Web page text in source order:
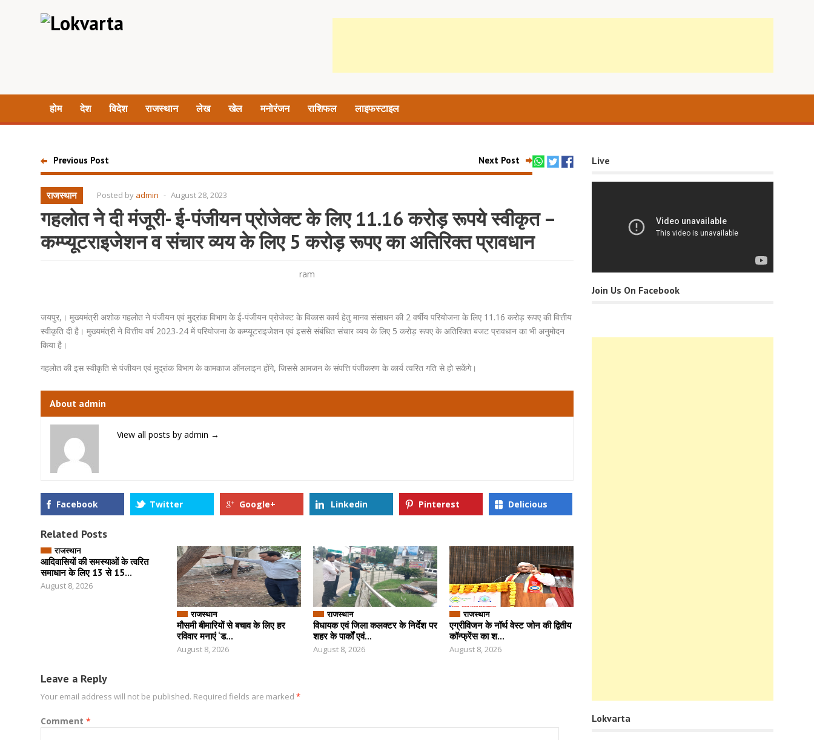
होम देश विदेश राजस्थान लेख खेल मनोरंजन राशिफल लाइफस्टाइल
Previous Post Next Post
राजस्थान Posted by admin - August 28, 2023
गहलोत ने दी मंजूरी- ई-पंजीयन प्रोजेक्ट के लिए 11.16 करोड़ रूपये स्वीकृत –
कम्प्यूटराइजेशन व संचार व्यय के लिए 5 करोड़ रूपए का अतिरिक्त प्रावधान
ram
जयपुर,। मुख्यमंत्री अशोक गहलोत ने पंजीयन एवं मुद्रांक विभाग के ई-पंजीयन प्रोजेक्ट के विकास कार्य हेतु मानव संसाधन की 2 वर्षीय परियोजना के लिए 11.16 करोड़ रूपए की वित्तीय
स्वीकृति दी है। मुख्यमंत्री ने वित्तीय वर्ष 2023-24 में परियोजना के कम्प्यूटराइजेशन एवं इससे संबंधित संचार व्यय के लिए 5 करोड़ रूपए के अतिरिक्त बजट प्रावधान का भी अनुमोदन
किया है।
गहलोत की इस स्वीकृति से पंजीयन एवं मुद्रांक विभाग के कामकाज ऑनलाइन होंगे, जिससे आमजन के संपत्ति पंजीकरण के कार्य त्वरित गति से हो सकेंगे।
About admin
View all posts by admin →
Facebook Twitter Google+ Linkedin Pinterest Delicious
Related Posts
राजस्थान
आदिवासियों की समस्याओं के त्वरित
समाधान के लिए 13 से 15...
August 8, 2026
राजस्थान
मौसमी बीमारियों से बचाव के लिए हर
रविवार मनाएं ‘ड...
August 8, 2026
राजस्थान
विधायक एवं जिला कलक्टर के निर्देश पर
शहर के पार्कों एवं...
August 8, 2026
राजस्थान
एग्रीविजन के नॉर्थ वेस्ट जोन की द्वितीय
कॉन्फ्रेंस का श...
August 8, 2026
Leave a Reply
Your email address will not be published. Required fields are marked *
Comment *
Live
Join Us On Facebook
Lokvarta